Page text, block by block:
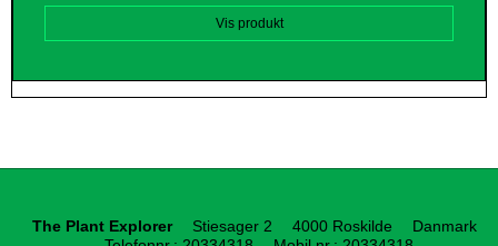
Vis produkt
The Plant Explorer Stiesager 2 4000 Roskilde
Danmark